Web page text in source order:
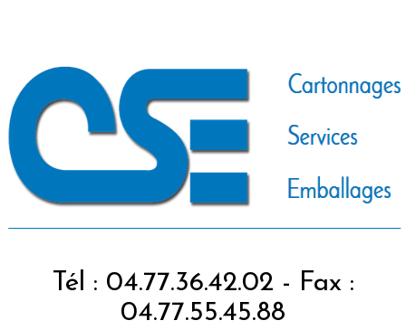
Tél : 04.77.36.42.02 - Fax :
04.77.55.45.88